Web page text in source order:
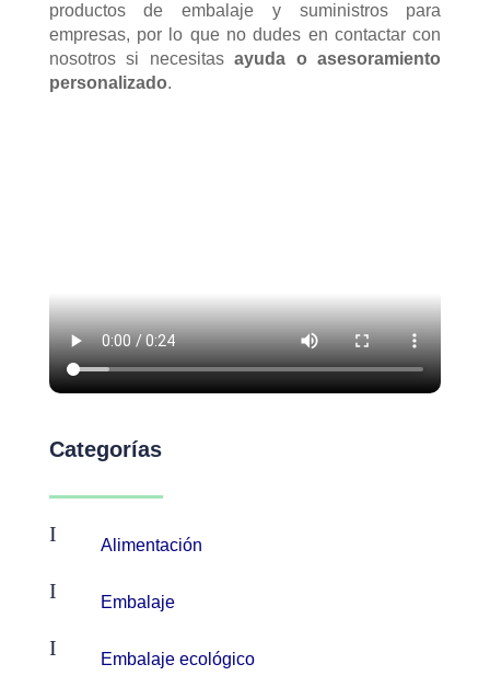
productos de embalaje y suministros para
empresas, por lo que no dudes en contactar con
nosotros si necesitasayuda o asesoramiento
personalizado.
Categorías
I Alimentación
I Embalaje
I Embalaje ecológico